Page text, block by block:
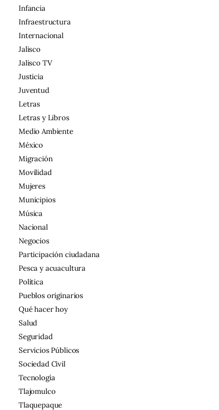
Infancia
Infraestructura
Internacional
Jalisco
Jalisco TV
Justicia
Juventud
Letras
Letras y Libros
Medio Ambiente
México
Migración
Movilidad
Mujeres
Municipios
Música
Nacional
Negocios
Participación ciudadana
Pesca y acuacultura
Política
Pueblos originarios
Qué hacer hoy
Salud
Seguridad
Servicios Públicos
Sociedad Civil
Tecnología
Tlajomulco
Tlaquepaque